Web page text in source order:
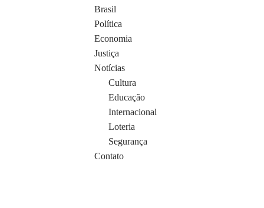
Brasil
Política
Economia
Justiça
Notícias
Cultura
Educação
Internacional
Loteria
Segurança
Contato